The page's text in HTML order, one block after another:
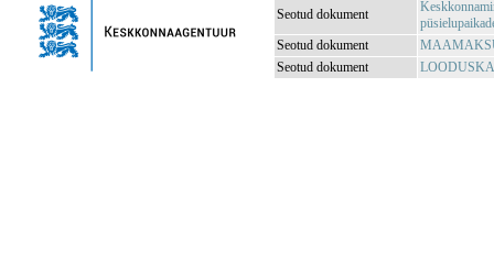
Seotud dokument
Seotud dokument
Seotud dokument